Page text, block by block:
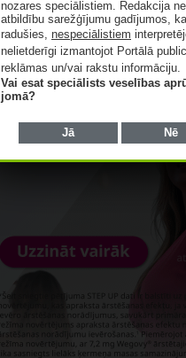
nozares speciālistiem. Redakcija
atbildību sarežģījumu gadījumos,
radušies, nespeciālistiem
nelietderīgi izmantojot Portālā
reklāmas un/vai rakstu informāciju.
Vai esat speciālists veselības
jomā?
Jā Nē